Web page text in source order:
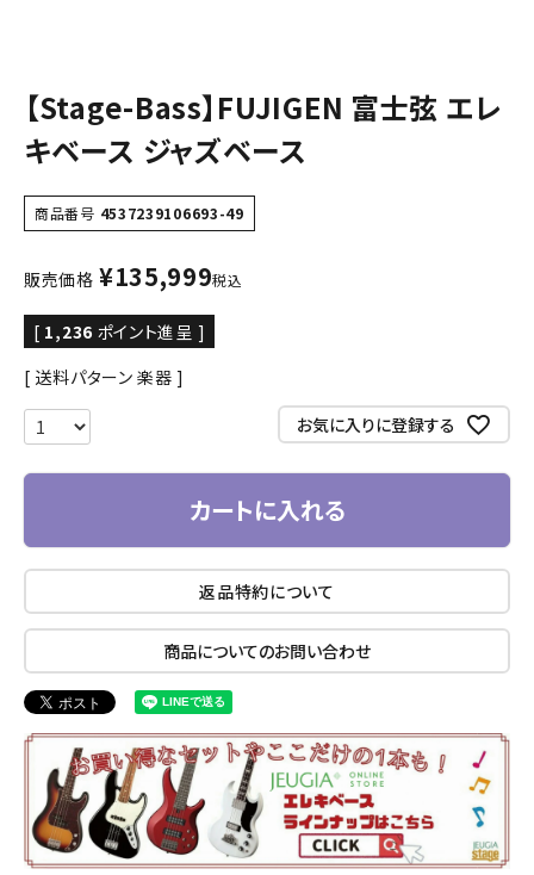
【Stage-Bass】FUJIGEN 富士弦 エレ
キベース ジャズベース
商品番号 4537239106693-49
販売価格 ¥135,999税込
[ 1,236 ポイント進呈 ]
送料パターン 楽器
お気に入りに登録する
カートに入れる
返品特約について
商品についてのお問い合わせ